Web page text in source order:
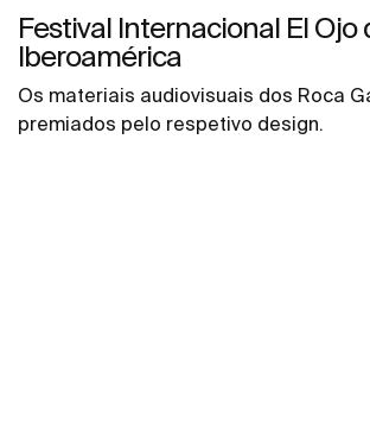
Festival Internacional El Ojo
Iberoamérica
Os materiais audiovisuais dos Roca
premiados pelo respetivo design.